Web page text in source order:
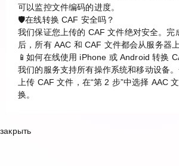
可以监控文件编码的进度。
🛡️在线转换 CAF 安全吗？
我们保证您上传的 CAF 文件绝对安全。完
后，所有 AAC 和 CAF 文件都会从服务器上
📱如何在线使用 iPhone 或 Android 转换
我们的服务支持所有操作系统和移动设备。
上传 CAF 文件，在“第 2 步”中选择 AAC
换。
закрыть